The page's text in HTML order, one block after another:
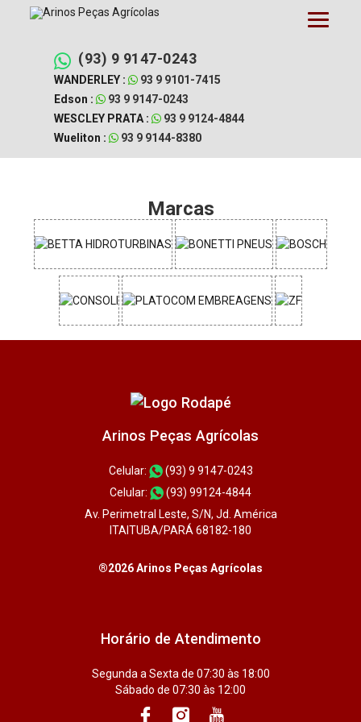
(93) 9 9147-0243
WANDERLEY :
93 9 9101-7415
Edson :
93 9 9147-0243
WESCLEY PRATA :
93 9 9124-4844
Wueliton :
93 9 9144-8380
Marcas
Arinos Peças Agrícolas
Celular:
(93) 9 9147-0243
Celular:
(93) 99124-4844
Av. Perimetral Leste, S/N, Jd. América
ITAITUBA/PARÁ 68182-180
®2026 Arinos Peças Agrícolas
Horário de Atendimento
Segunda a Sexta de 07:30 às 18:00
Sábado de 07:30 às 12:00